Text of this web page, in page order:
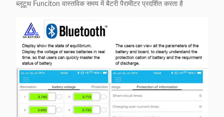
ब्लूटूथ Funciton वास्तविक समय में बैटरी पैरामीटर प्रदर्शित करता है